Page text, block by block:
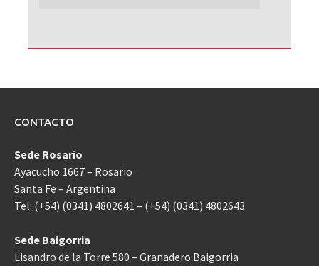
CONTACTO
Sede Rosario
Ayacucho 1667 – Rosario
Santa Fe – Argentina
Tel: (+54) (0341) 4802641 – (+54) (0341) 4802643
Sede Baigorria
Lisandro de la Torre 580 – Granadero Baigorria